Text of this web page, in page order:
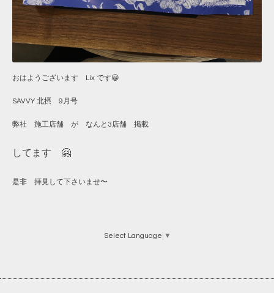
おはようございます Lix です😀
SAVVY 北摂 9月号
弊社 施工店舗 が なんと3店舗 掲載
してます 🤗
是非 拝見して下さいませ〜
Select Language ▼